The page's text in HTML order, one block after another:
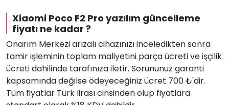
Xiaomi Poco F2 Pro yazılım güncelleme
fiyatı ne kadar ?
Onarım Merkezi arızalı cihazınızı inceledikten sonra
tamir işleminin toplam maliyetini parça ücreti ve işçilik
ücreti dahilinde tarafınıza iletir. Sorununuz garanti
kapsamında değilse ödeyeceğiniz ücret 700 ₺'dir.
Tüm fiyatlar Türk lirası cinsinden olup fiyatlara